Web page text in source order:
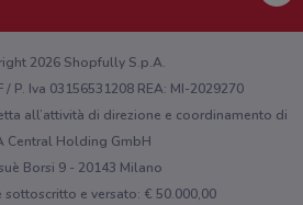
web o sull'app?
2026 Shopfully S.p.A.
P. Iva 03156531208 REA: MI-2029270
all’attività di direzione e coordinamento di
Central Holding GmbH
Borsi 9 - 20143 Milano
e versato: € 50.000,00